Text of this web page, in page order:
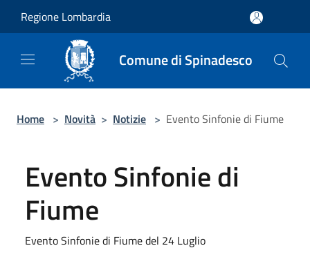
Regione Lombardia
Comune di Spinadesco
Home > Novità > Notizie > Evento Sinfonie di Fiume
Evento Sinfonie di
Fiume
Evento Sinfonie di Fiume del 24 Luglio